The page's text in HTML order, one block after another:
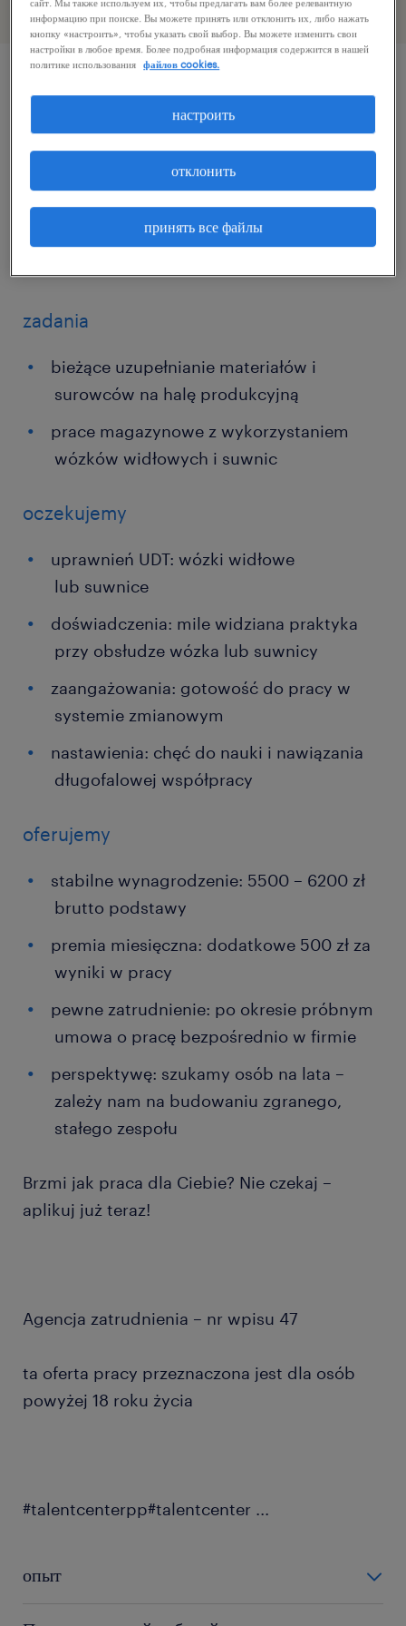
описание должности
Posiadasz uprawnienia UDT na wózek lub
suwnice ? Dołącz do naszego zespołu w
Nowinach! Oferujemy długofalową
współpracę z możliwością rozwoju i realne
zadania
bieżące uzupełnianie materiałów i
surowców na halę produkcyjną
prace magazynowe z wykorzystaniem
wózków widłowych i suwnic
oczekujemy
uprawnień UDT: wózki widłowe
lub suwnice
doświadczenia: mile widziana praktyka
przy obsłudze wózka lub suwnicy
zaangażowania: gotowość do pracy w
systemie zmianowym
nastawienia: chęć do nauki i nawiązania
długofalowej współpracy
oferujemy
stabilne wynagrodzenie: 5500 – 6200 zł
brutto podstawy
premia miesięczna: dodatkowe 500 zł za
wyniki w pracy
pewne zatrudnienie: po okresie próbnym
umowa o pracę bezpośrednio w firmie
perspektywę: szukamy osób na lata –
zależy nam na budowaniu zgranego,
stałego zespołu
Brzmi jak praca dla Ciebie? Nie czekaj –
aplikuj już teraz!
Agencja zatrudnienia – nr wpisu 47
ta oferta pracy przeznaczona jest dla osób
powyżej 18 roku życia
#talentcenterpp#talentcenter ...
опыт
сайт. Мы также используем их, чтобы предлагать вам более релевантную
информацию при поиске. Вы можете принять или отклонить их, либо нажать
кнопку «настроить», чтобы указать свой выбор. Вы можете изменить свои
настройки в любое время. Более подробная информация содержится в нашей
политике использования
файлов cookies.
принять все файлы
отклонить
настроить